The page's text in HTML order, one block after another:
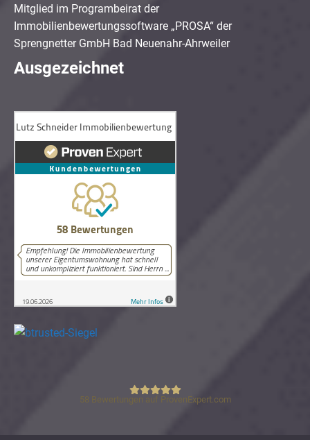
Mitglied im Programbeirat der
Immobilienbewertungssoftware „PROSA“ der
Sprengnetter GmbH Bad Neuenahr-Ahrweiler
Ausgezeichnet
Lutz Schneider Immobilienbewertung
58 Bewertungen auf ProvenExpert.com